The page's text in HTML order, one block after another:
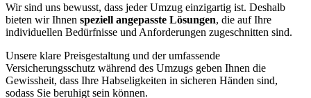
Wir sind uns bewusst, dass jeder Umzug einzigartig ist. Deshalb
bieten wir Ihnen speziell angepasste Lösungen, die auf Ihre
individuellen Bedürfnisse und Anforderungen zugeschnitten sind.
Unsere klare Preisgestaltung und der umfassende
Versicherungsschutz während des Umzugs geben Ihnen die
Gewissheit, dass Ihre Habseligkeiten in sicheren Händen sind,
sodass Sie beruhigt sein können.